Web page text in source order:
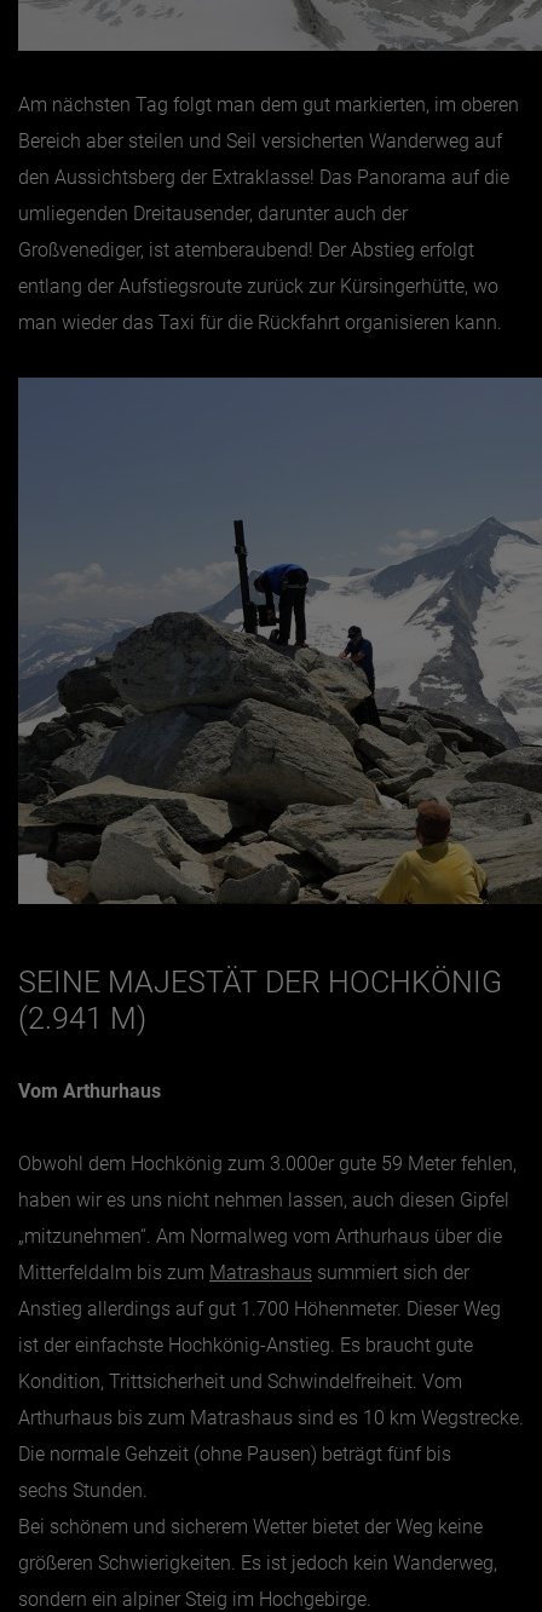
Am nächsten Tag folgt man dem gut markierten, im oberen
Bereich aber steilen und Seil versicherten Wanderweg auf
den Aussichtsberg der Extraklasse! Das Panorama auf die
umliegenden Dreitausender, darunter auch der
Großvenediger, ist atemberaubend! Der Abstieg erfolgt
entlang der Aufstiegsroute zurück zur Kürsingerhütte, wo
man wieder das Taxi für die Rückfahrt organisieren kann.
SEINE MAJESTÄT DER HOCHKÖNIG
(2.941 M)
Vom Arthurhaus
Obwohl dem Hochkönig zum 3.000er gute 59 Meter fehlen,
haben wir es uns nicht nehmen lassen, auch diesen Gipfel
„mitzunehmen“. Am Normalweg vom Arthurhaus über die
Mitterfeldalm bis zum Matrashaus summiert sich der
Anstieg allerdings auf gut 1.700 Höhenmeter. Dieser Weg
ist der einfachste Hochkönig-Anstieg. Es braucht gute
Kondition, Trittsicherheit und Schwindelfreiheit. Vom
Arthurhaus bis zum Matrashaus sind es 10 km Wegstrecke.
Die normale Gehzeit (ohne Pausen) beträgt fünf bis
sechs Stunden.
Bei schönem und sicherem Wetter bietet der Weg keine
größeren Schwierigkeiten. Es ist jedoch kein Wanderweg,
sondern ein alpiner Steig im Hochgebirge.